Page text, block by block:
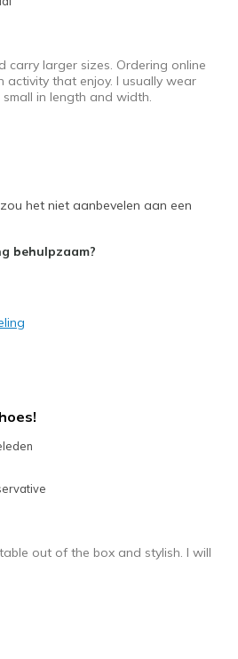
carry larger sizes. Ordering online
activity that enjoy. I usually wear
in length and width.
full size too small
het niet aanbevelen aan een
behulpzaam?
out of the box and stylish. I will